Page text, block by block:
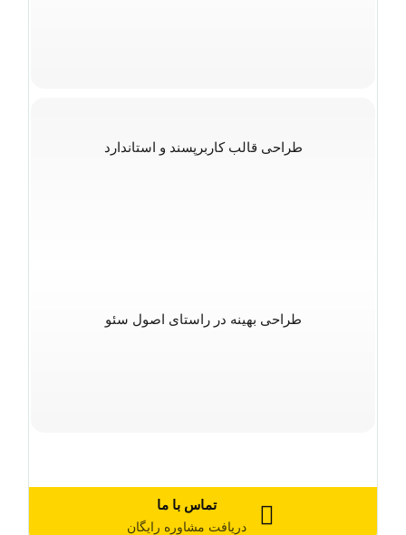
طراحی قالب کاربرپسند و استاندارد
طراحی بهینه در راستای اصول سئو
تماس با ما
دریافت مشاوره رایگان